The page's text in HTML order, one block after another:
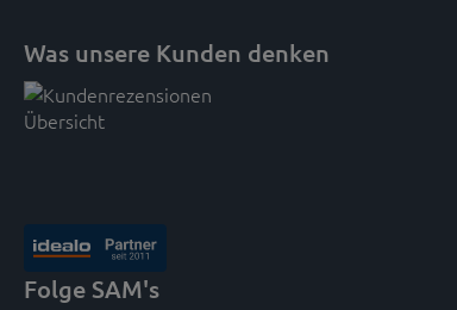
Was unsere Kunden denken
Folge SAM's